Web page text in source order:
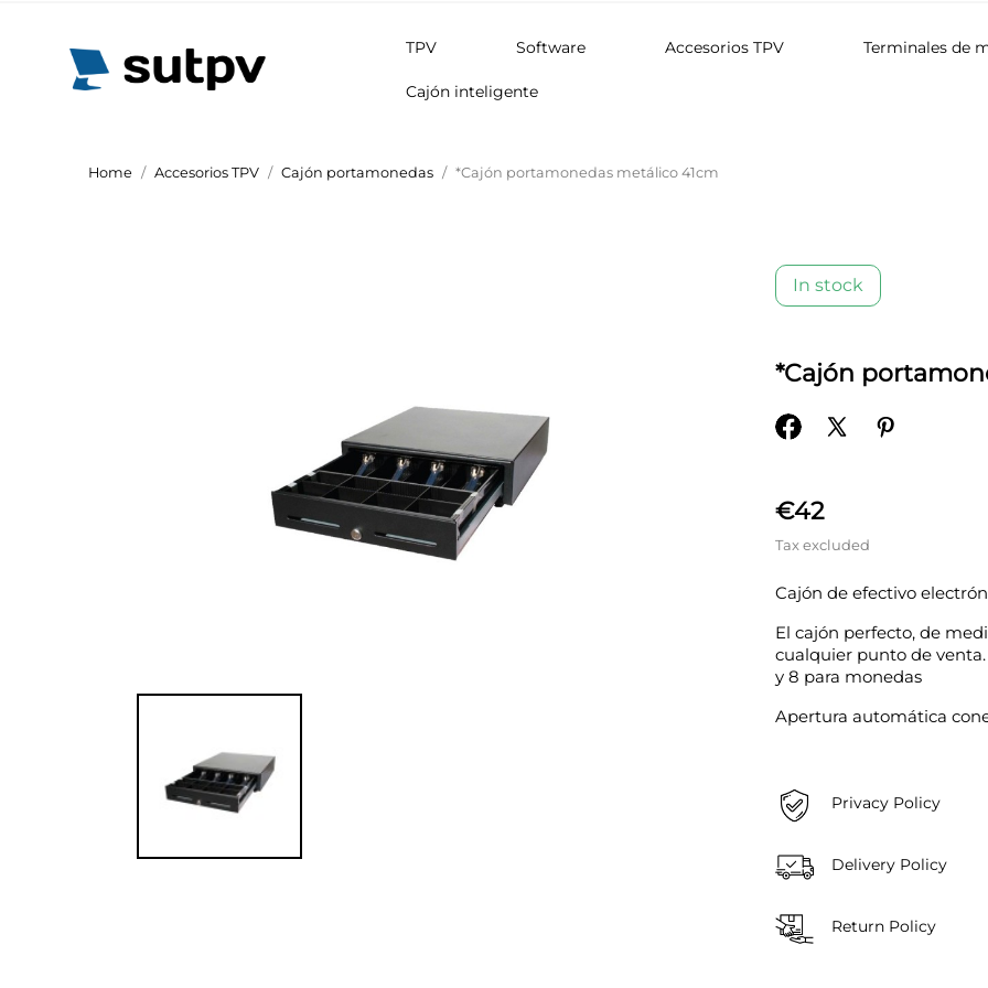
TPV Software Accesorios TPV Terminales de
Cajón inteligente
Home Accesorios TPV Cajón portamonedas *Cajón portamonedas metálico 41cm
In stock
*Cajón
€42
Tax excluded
Cajón de efectivo
El cajón perfecto, de
cualquier punto de
y 8 para monedas
Apertura automática
Privacy Policy
Delivery Policy
Return Policy